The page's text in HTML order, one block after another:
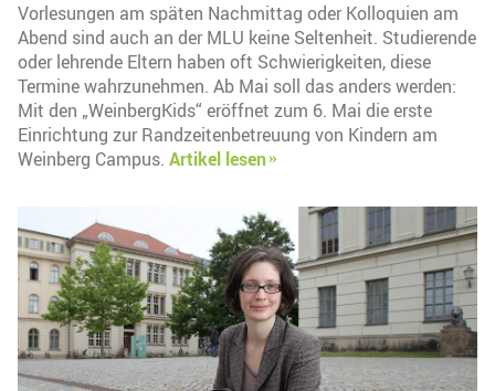
Vorlesungen am späten Nachmittag oder Kolloquien am
Abend sind auch an der MLU keine Seltenheit. Studierende
oder lehrende Eltern haben oft Schwierigkeiten, diese
Termine wahrzunehmen. Ab Mai soll das anders werden:
Mit den „WeinbergKids“ eröffnet zum 6. Mai die erste
Einrichtung zur Randzeitenbetreuung von Kindern am
Weinberg Campus. Artikel lesen